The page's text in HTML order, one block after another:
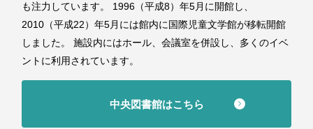
も注力しています。 1996（平成8）年5月に開館し、
2010（平成22）年5月には館内に国際児童文学館が移転開館
しました。 施設内にはホール、会議室を併設し、多くのイベ
ントに利用されています。
中央図書館はこちら